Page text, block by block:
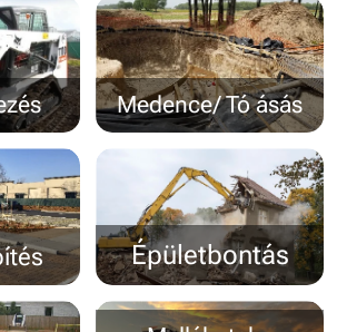
Medence/ Tó ásás
Épületbontás